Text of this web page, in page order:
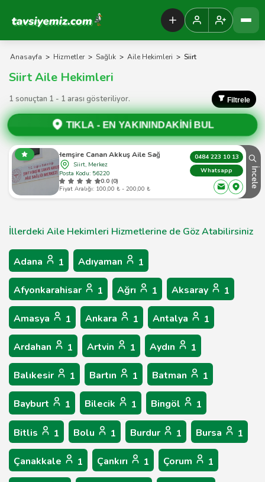
Tavsiyemiz Anasayfa
Anasayfa > Hizmetler > Sağlık > Aile Hekimleri > Siirt
Siirt Aile Hekimleri
1 sonuçtan 1 - 1 arası gösteriliyor. Filtrele
TIKLA - EN YAKININDAKİNİ BUL
Şehit Hemşire Canan Akkuş Aile Sağlık Merkezi
Siirt, Merkez
Posta Kodu: 56220
0.0 (0)
Fiyat Aralığı: 100,00 ₺ - 200,00 ₺
0484 223 10 13
Whatsapp
İncele
İllerdeki Aile Hekimleri Hizmetlerine de Göz Atabilirsiniz
Adana 1 Adıyaman 1
Afyonkarahisar 1 Ağrı 1 Aksaray 1
Amasya 1 Ankara 1 Antalya 1
Ardahan 1 Artvin 1 Aydın 1
Balıkesir 1 Bartın 1 Batman 1
Bayburt 1 Bilecik 1 Bingöl 1
Bitlis 1 Bolu 1 Burdur 1 Bursa 1
Çanakkale 1 Çankırı 1 Çorum 1